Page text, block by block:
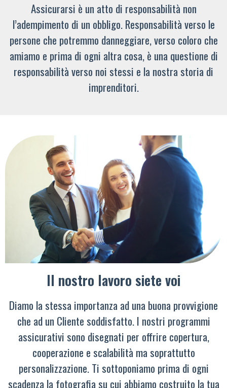
Assicurarsi è un atto di responsabilità non
l’adempimento di un obbligo. Responsabilità verso le
persone che potremmo danneggiare, verso coloro che
amiamo e prima di ogni altra cosa, è una questione di
responsabilità verso noi stessi e la nostra storia di
imprenditori.
Il nostro lavoro siete voi
Diamo la stessa importanza ad una buona provvigione
che ad un Cliente soddisfatto. I nostri programmi
assicurativi sono disegnati per offrire copertura,
cooperazione e scalabilità ma soprattutto
personalizzazione. Ti sottoponiamo prima di ogni
scadenza la fotografia su cui abbiamo costruito la tua